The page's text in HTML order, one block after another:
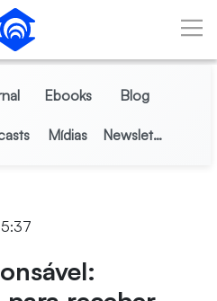
Ebooks Blog
Mídias Newsletter